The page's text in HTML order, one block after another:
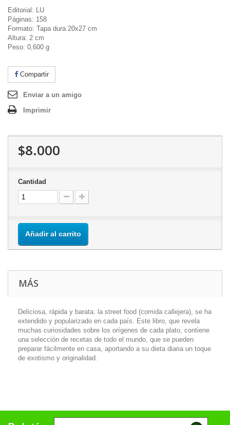
Editorial: LU
Páginas: 158
Formato: Tapa dura 20x27 cm
Altura: 2 cm
Peso: 0,600 g
Compartir
Enviar a un amigo
Imprimir
$8.000
Cantidad
Añadir al carrito
MÁS
Deliciosa, rápida y barata: la street food (comida callejera), se ha
extendido y popularizado en cada país. Este libro, que revela
muchas curiosidades sobre los orígenes de cada plato, contiene
una selección de recetas de todo el mundo, que se pueden
preparar fácilmente en casa, aportando a su dieta diaria un toque
de exotismo y originalidad.